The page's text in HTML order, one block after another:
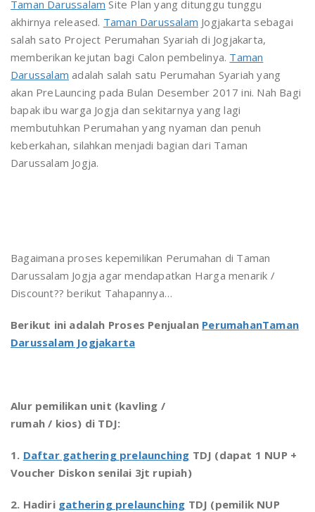
Taman Darussalam Site Plan yang ditunggu tunggu
akhirnya released. Taman Darussalam Jogjakarta sebagai
salah sato Project Perumahan Syariah di Jogjakarta,
memberikan kejutan bagi Calon pembelinya. Taman
Darussalam adalah salah satu Perumahan Syariah yang
akan PreLauncing pada Bulan Desember 2017 ini. Nah Bagi
bapak ibu warga Jogja dan sekitarnya yang lagi
membutuhkan Perumahan yang nyaman dan penuh
keberkahan, silahkan menjadi bagian dari Taman
Darussalam Jogja.
Bagaimana proses kepemilikan Perumahan di Taman
Darussalam Jogja agar mendapatkan Harga menarik /
Discount?? berikut Tahapannya…
Berikut ini adalah Proses Penjualan PerumahanTaman
Darussalam Jogjakarta
Alur pemilikan unit (kavling /
rumah / kios) di TDJ:
1. Daftar gathering prelaunching TDJ (dapat 1 NUP +
Voucher Diskon senilai 3jt rupiah)
2. Hadiri gathering prelaunching TDJ (pemilik NUP